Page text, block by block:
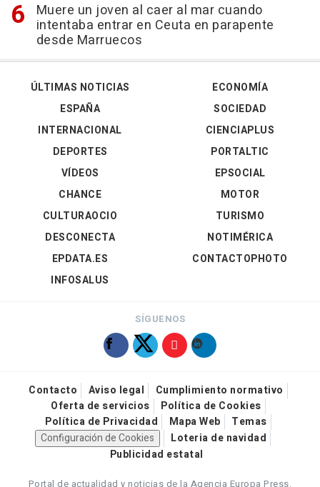
Muere un joven al caer al mar cuando
intentaba entrar en Ceuta en parapente
desde Marruecos
ÚLTIMAS NOTICIAS
ESPAÑA
INTERNACIONAL
DEPORTES
VÍDEOS
ECONOMÍA
SOCIEDAD
CIENCIAPLUS
PORTALTIC
EPSOCIAL
CHANCE
CULTURAOCIO
DESCONECTA
EPDATA.ES
INFOSALUS
MOTOR
TURISMO
NOTIMÉRICA
CONTACTOPHOTO
SÍGUENOS
Contacto Aviso legal
Cumplimiento normativo
Oferta de servicios
Política de Cookies
Política de Privacidad
Mapa Web
Temas
Configuración de Cookies
Loteria de navidad
Publicidad estatal
Portal de actualidad y noticias de la Agencia Europa Press.